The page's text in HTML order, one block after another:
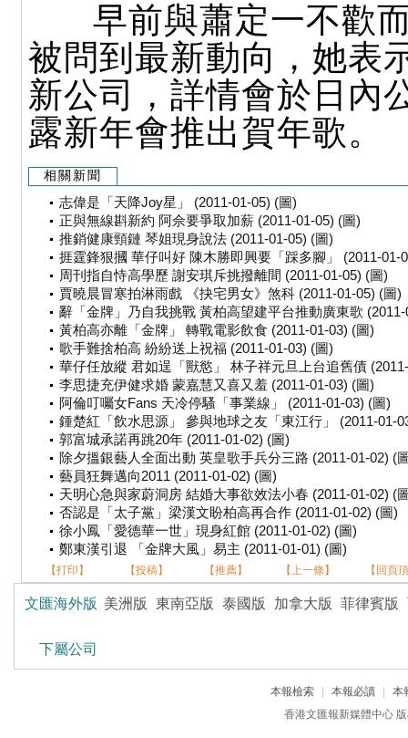
早前與蕭定一不歡
被問到最新動向，她表
新公司，詳情會於日內
露新年會推出賀年歌。
相關新聞
志偉是「天降Joy星」 (2011-01-05) (圖)
正與無線斟新約 阿佘要爭取加薪 (2011-01-05) (圖)
推銷健康頸鏈 琴姐現身說法 (2011-01-05) (圖)
捱霆鋒狠摑 華仔叫好 陳木勝即興要「踩多腳」 (2011-01-
周刊指自恃高學歷 謝安琪斥挑撥離間 (2011-01-05) (圖)
賈曉晨冒寒拍淋雨戲 《抉宅男女》煞科 (2011-01-05) (圖)
辭「金牌」乃自我挑戰 黃柏高望建平台推動廣東歌 (2011-
黃柏高亦離「金牌」 轉戰電影飲食 (2011-01-03) (圖)
歌手難捨柏高 紛紛送上祝福 (2011-01-03) (圖)
華仔任放縱 君如逞「獸慾」 林子祥元旦上台追舊債
李思捷充伊健求婚 蒙嘉慧又喜又羞 (2011-01-03) (圖)
阿倫叮囑女Fans 天冷停騷「事業線」 (2011-01-03) (圖)
鍾楚紅「飲水思源」 參與地球之友「東江行」 (2011-01-
郭富城承諾再跳20年 (2011-01-02) (圖)
除夕搵銀藝人全面出動 英皇歌手兵分三路 (2011-01-02) (
藝員狂舞邁向2011 (2011-01-02) (圖)
天明心急與家蔚洞房 結婚大事欲效法小春 (2011-01-02) (
否認是「太子黨」梁漢文盼柏高再合作 (2011-01-02) (圖)
徐小鳳「愛德華一世」現身紅館 (2011-01-02) (圖)
鄭東漢引退 「金牌大風」易主 (2011-01-01) (圖)
【打印】 【投稿】 【推薦】 【上一條】 【回頁
文匯海外版 美洲版 東南亞版 泰國版 加拿大版 菲律賓版
下屬公司
本報檢索 本報必讀
本
香港文匯報新媒體中心